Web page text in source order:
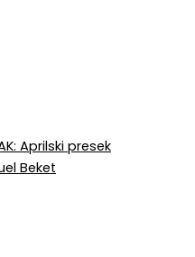
Aprilski presek
Beket